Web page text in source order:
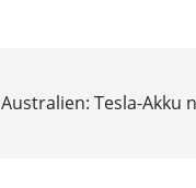
Australien: Tesla-Akku